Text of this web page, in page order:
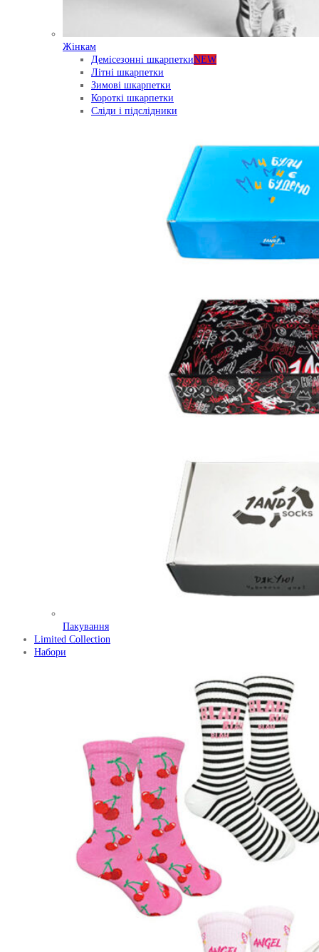
Жінкам
Демісезонні шкарпеткиNEW
Літні шкарпетки
Зимові шкарпетки
Короткі шкарпетки
Сліди і підслідники
Пакування
Limited Collection
Набори